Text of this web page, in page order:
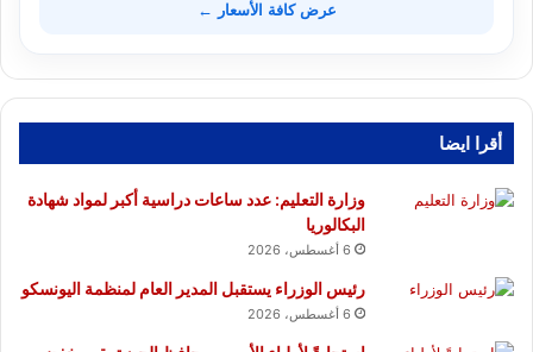
عرض كافة الأسعار ←
أقرا ايضا
وزارة التعليم: عدد ساعات دراسية أكبر لمواد شهادة
البكالوريا
6 أغسطس، 2026
رئيس الوزراء يستقبل المدير العام لمنظمة اليونسكو
6 أغسطس، 2026